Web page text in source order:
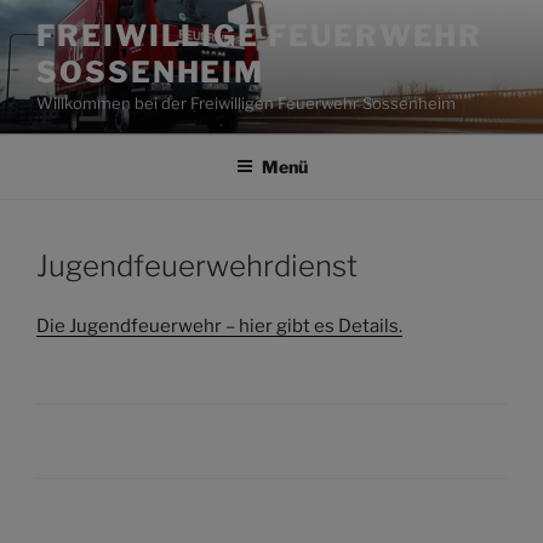
Zum
Inhalt
springen
FREIWILLIGE FEUERWEHR
SOSSENHEIM
Willkommen bei der Freiwilligen Feuerwehr Sossenheim
Menü
Jugendfeuerwehrdienst
Die Jugendfeuerwehr – hier gibt es Details.